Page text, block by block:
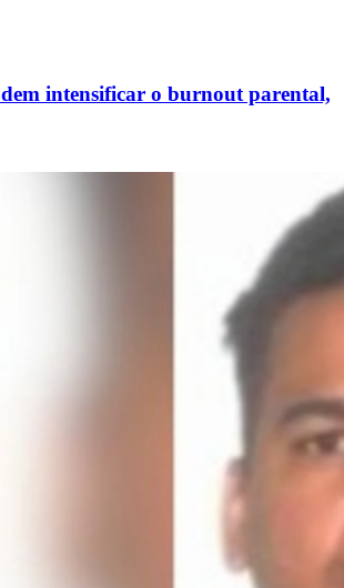
intensificar o burnout parental,